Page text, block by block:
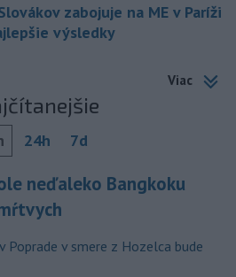
zabojuje na ME v Paríži
výsledky
Viac
24h 7d
neďaleko Bangkoku
Poprade v smere z Hozelca bude